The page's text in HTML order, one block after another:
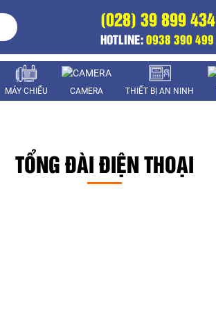
(028) 39 899 434
HOTLINE:0938 390 499
MÁY CHIẾU CAMERA THIẾT BỊ AN NINH
TỔNG ĐÀI ĐIỆN THOẠI